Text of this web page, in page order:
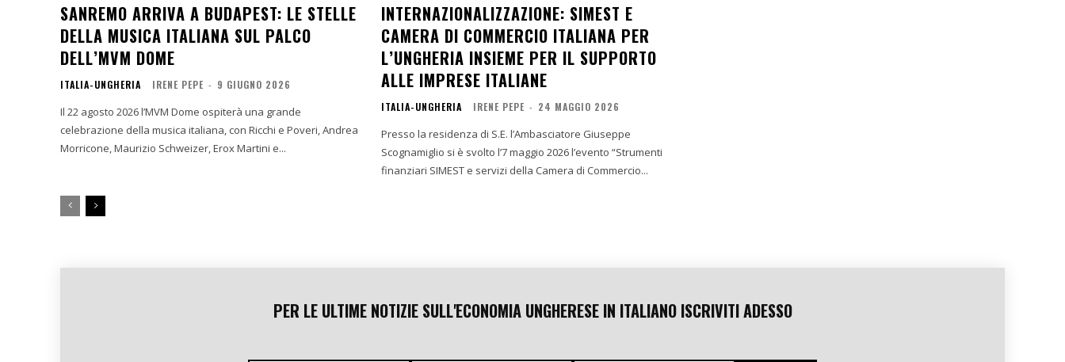
SANREMO ARRIVA A BUDAPEST: LE STELLE
DELLA MUSICA ITALIANA SUL PALCO
DELL’MVM DOME
ITALIA-UNGHERIA IRENE PEPE - 9 GIUGNO 2026
Il 22 agosto 2026 l’MVM Dome ospiterà una grande
celebrazione della musica italiana, con Ricchi e Poveri, Andrea
Morricone, Maurizio Schweizer, Erox Martini e...
INTERNAZIONALIZZAZIONE: SIMEST E
CAMERA DI COMMERCIO ITALIANA PER
L’UNGHERIA INSIEME PER IL SUPPORTO
ALLE IMPRESE ITALIANE
ITALIA-UNGHERIA IRENE PEPE - 24 MAGGIO 2026
Presso la residenza di S.E. l’Ambasciatore Giuseppe
Scognamiglio si è svolto l’7 maggio 2026 l’evento “Strumenti
finanziari SIMEST e servizi della Camera di Commercio...
PER LE ULTIME NOTIZIE SULL'ECONOMIA UNGHERESE IN ITALIANO ISCRIVITI ADESSO